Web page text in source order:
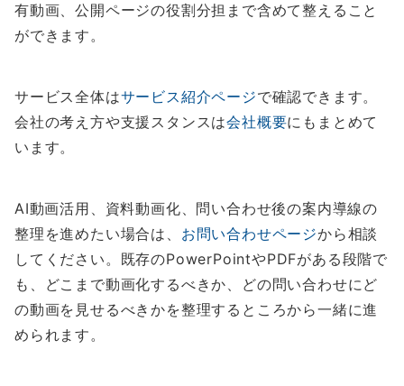
有動画、公開ページの役割分担まで含めて整えること
ができます。
サービス全体はサービス紹介ページで確認できます。
会社の考え方や支援スタンスは会社概要にもまとめて
います。
AI動画活用、資料動画化、問い合わせ後の案内導線の
整理を進めたい場合は、 お問い合わせページから相談
してください。既存のPowerPointやPDFがある段階で
も、どこまで動画化するべきか、どの問い合わせにど
の動画を見せるべきかを整理するところから一緒に進
められます。